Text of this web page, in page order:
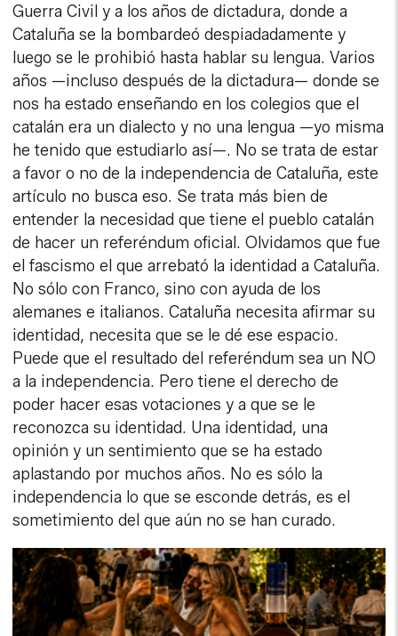
Guerra Civil y a los años de dictadura, donde a
Cataluña se la bombardeó despiadadamente y
luego se le prohibió hasta hablar su lengua. Varios
años —incluso después de la dictadura— donde se
nos ha estado enseñando en los colegios que el
catalán era un dialecto y no una lengua —yo misma
he tenido que estudiarlo así—. No se trata de estar
a favor o no de la independencia de Cataluña, este
artículo no busca eso. Se trata más bien de
entender la necesidad que tiene el pueblo catalán
de hacer un referéndum oficial. Olvidamos que fue
el fascismo el que arrebató la identidad a Cataluña.
No sólo con Franco, sino con ayuda de los
alemanes e italianos. Cataluña necesita afirmar su
identidad, necesita que se le dé ese espacio.
Puede que el resultado del referéndum sea un NO
a la independencia. Pero tiene el derecho de
poder hacer esas votaciones y a que se le
reconozca su identidad. Una identidad, una
opinión y un sentimiento que se ha estado
aplastando por muchos años. No es sólo la
independencia lo que se esconde detrás, es el
sometimiento del que aún no se han curado.